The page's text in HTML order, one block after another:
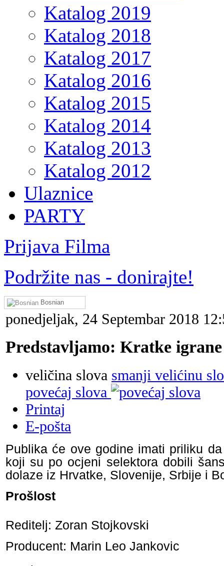
Katalog 2019
Katalog 2018
Katalog 2017
Katalog 2016
Katalog 2015
Katalog 2014
Katalog 2013
Katalog 2012
Ulaznice
PARTY
Prijava Filma
Podržite nas - donirajte!
Bosnian
ponedjeljak, 24 Septembar 2018
Predstavljamo: Kratke
veličina slova smanji velićinu
povećaj slova
Printaj
E-pošta
Publika će ove godine imati priliku
koji su po ocjeni selektora dobili
dolaze iz Hrvatke, Slovenije, Srbije i
Prošlost
Reditelj: Zoran Stojkovski
Producent: Marin Leo Jankovic